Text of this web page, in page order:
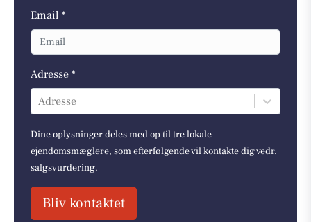
Email *
Adresse *
Adresse
Dine oplysninger deles med op til tre lokale
ejendomsmæglere, som efterfølgende vil kontakte dig vedr.
salgsvurdering.
Bliv kontaktet